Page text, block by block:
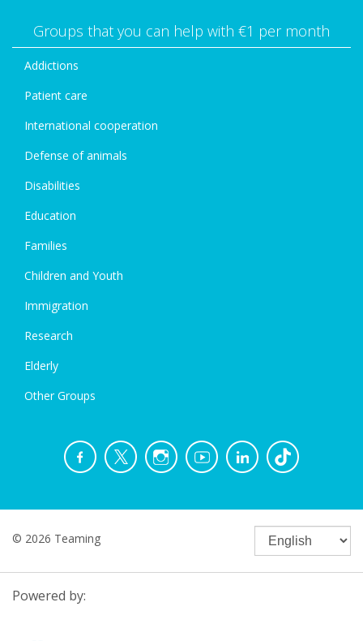
Groups that you can help with €1 per month
Addictions
Patient care
International cooperation
Defense of animals
Disabilities
Education
Families
Children and Youth
Immigration
Research
Elderly
Other Groups
© 2026 Teaming
Powered by: